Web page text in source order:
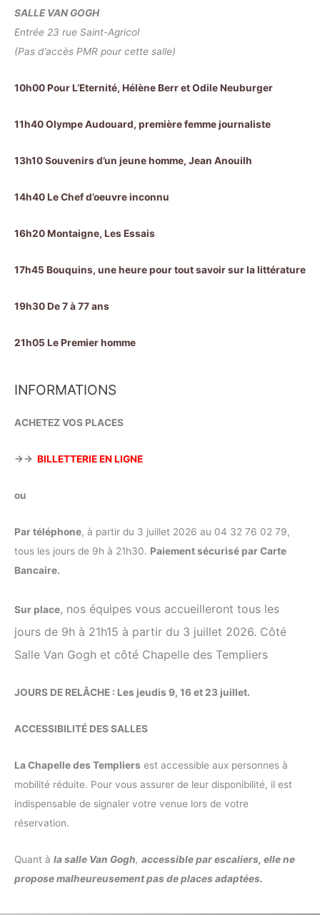
SALLE VAN GOGH
Entrée 23 rue Saint-Agricol
(Pas d’accès PMR pour cette salle)
10h00 Pour L’Eternité, Hélène Berr et Odile Neuburger
11h40 Olympe Audouard, première femme journaliste
13h10 Souvenirs d’un jeune homme, Jean Anouilh
14h40 Le Chef d’oeuvre inconnu
16h20 Montaigne, Les Essais
17h45 Bouquins, une heure pour tout savoir sur la littérature
19h30 De 7 à 77 ans
21h05 Le Premier homme
INFORMATIONS
ACHETEZ VOS PLACES
→→ BILLETTERIE EN LIGNE
ou
Par téléphone, à partir du 3 juillet 2026 au 04 32 76 02 79,
tous les jours de 9h à 21h30. Paiement sécurisé par Carte
Bancaire.
Sur place, nos équipes vous accueilleront tous les
jours de 9h à 21h15 à partir du 3 juillet 2026. Côté
Salle Van Gogh et côté Chapelle des Templiers
JOURS DE RELÂCHE : Les jeudis 9, 16 et 23 juillet.
ACCESSIBILITÉ DES SALLES
La Chapelle des Templiers est accessible aux personnes à
mobilité réduite. Pour vous assurer de leur disponibilité, il est
indispensable de signaler votre venue lors de votre
réservation.
Quant à la salle Van Gogh, accessible par escaliers, elle ne
propose malheureusement pas de places adaptées.